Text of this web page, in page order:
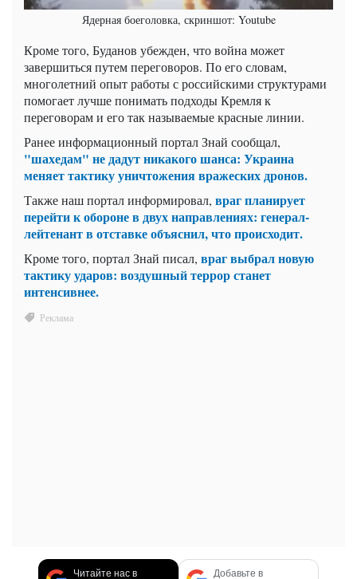
Ядерная боеголовка, скриншот: Youtube
Кроме того, Буданов убежден, что война может
завершиться путем переговоров. По его словам,
многолетний опыт работы с российскими структурами
помогает лучше понимать подходы Кремля к
переговорам и его так называемые красные линии.
Ранее информационный портал Знай сообщал,
"шахедам" не дадут никакого шанса: Украина
меняет тактику уничтожения вражеских дронов.
Также наш портал информировал, враг планирует
перейти к обороне в двух направлениях: генерал-
лейтенант в отставке объяснил, что происходит.
Кроме того, портал Знай писал, враг выбрал новую
тактику ударов: воздушный террор станет
интенсивнее.
Читайте нас в Добавьте в